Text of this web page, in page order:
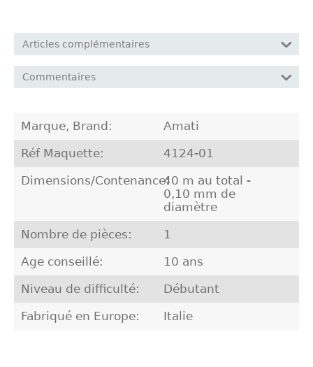
Articles complémentaires
Commentaires
Marque, Brand: Amati
Réf Maquette: 4124-01
Dimensions/Contenance:40 m au total -
0,10 mm de
diamètre
Nombre de pièces: 1
Age conseillé: 10 ans
Niveau de difficulté: Débutant
Fabriqué en Europe: Italie